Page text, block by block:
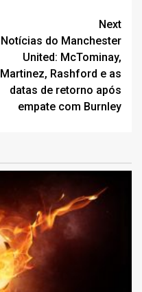
Next
Notícias do Manchester
United: McTominay,
Martinez, Rashford e as
datas de retorno após
empate com Burnley